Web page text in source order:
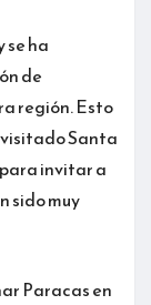
se ha
de
región. Esto
visitado Santa
invitar a
sido muy
Paracas en